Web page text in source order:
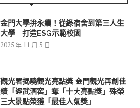
金門大學拚永續！從綠宿舍到第三人生
大學 打造ESG示範校園
2025 年 11 月 5 日
觀光署揭曉觀光亮點獎 金門觀光再創佳
績「經武酒窖」奪「十大亮點獎」殊榮
三大景點榮獲「最佳人氣獎」